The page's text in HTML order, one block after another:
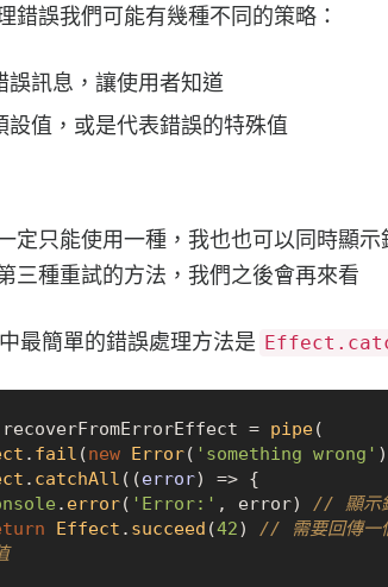
錯誤我們可能有幾種不同的策略：
誤訊息，讓使用者知道
設值，或是代表錯誤的特殊值
定只能使用一種，我也也可以同時顯
三種重試的方法，我們之後會再來看
最簡單的錯誤處理方法是
recoverFromErrorEffect = pipe(
. fail (new Error( 'something wrong'
. catchAll ( (error) => {
. error( 'Error:' , error) // 顯示
Effect . succeed (42) // 需要回傳